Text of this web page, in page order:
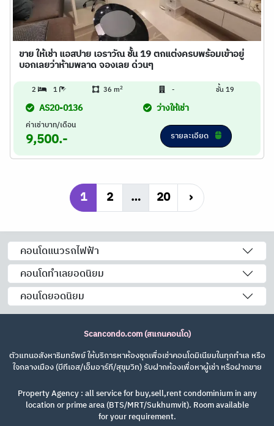
ขาย ให้เช่า แอสปาย เอราวัณ ชั้น 19 ตกแต่งครบพร้อมเข้าอยู่
บอกเลยว่าห้ามพลาด จองเลย ด่วนๆ
2 1 36 m2 - ชั้น 19
AS20-0136 ว่างให้เช่า
ค่าเช่าบาท/เดือน
9,500.- รายละเอียด
1 2 … 20 ›
คอนโดแนวรถไฟฟ้า
คอนโดทำเลยอดนิยม
คอนโดยอดนิยม
Scancondo.com (สแกนคอนโด)
ตัวแทนอสังหาริมทรัพย์ ให้บริการหาห้องชุดเพื่อเช่าคอนโดมิเนียมในทุกทำเล หรือ
ใจกลางเมือง (บีทีเอส/เอ็มอาร์ที/สุขุมวิท) รับฝากห้องเพื่อหาผู้เช่า หรือฝากขาย
Property Agency : all service for buy,sell,rent condominium in any
location or prime area (BTS/MRT/Sukhumvit). Room available
for your requirement.